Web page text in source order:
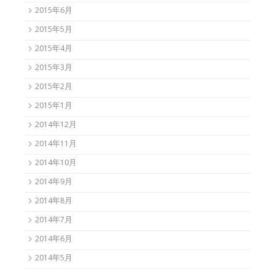
2015年6月
2015年5月
2015年4月
2015年3月
2015年2月
2015年1月
2014年12月
2014年11月
2014年10月
2014年9月
2014年8月
2014年7月
2014年6月
2014年5月